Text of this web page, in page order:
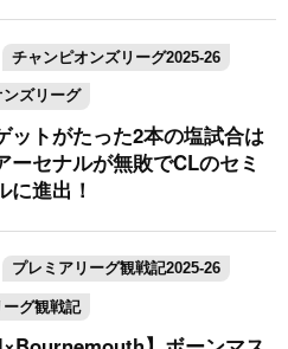
チャンピオンズリーグ2025-26
ズリーグ
ットがたった2本の塩試合は
ーセナルが無敗でCLのセミ
に進出！
プレミアリーグ観戦記2025-26
グ観戦記